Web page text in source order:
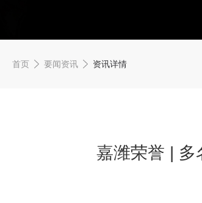
首页 要闻资讯 资讯详情
嘉潍荣誉 | 多